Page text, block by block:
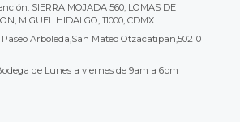
SIERRA MOJADA 560, LOMAS DE
MIGUEL HIDALGO, 11000, CDMX
Arboleda,San Mateo Otzacatipan,50210
de Lunes a viernes de 9am a 6pm